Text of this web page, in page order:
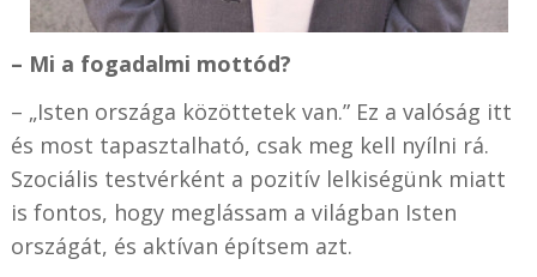
– Mi a fogadalmi mottód?
– „Isten országa közöttetek van.” Ez a valóság itt
és most tapasztalható, csak meg kell nyílni rá.
Szociális testvérként a pozitív lelkiségünk miatt
is fontos, hogy meglássam a világban Isten
országát, és aktívan építsem azt.